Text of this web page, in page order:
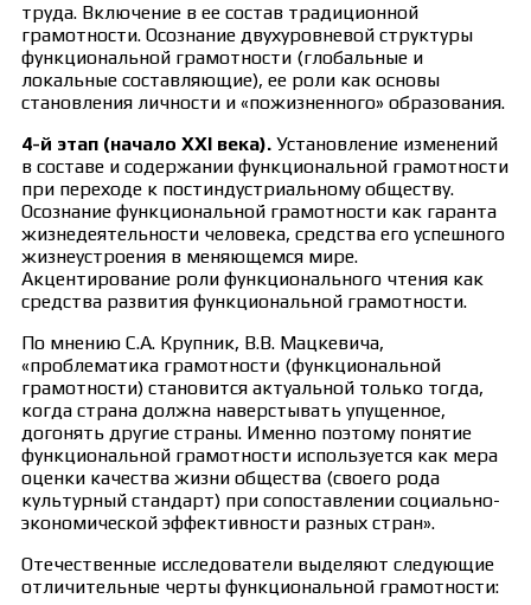
труда. Включение в ее состав традиционной
грамотности. Осознание двухуровневой структуры
функциональной грамотности (глобальные и
локальные составляющие), ее роли как основы
становления личности и «пожизненного» образования.
4-й этап (начало ХХI века). Установление изменений
в составе и содержании функциональной грамотности
при переходе к постиндустриальному обществу.
Осознание функциональной грамотности как гаранта
жизнедеятельности человека, средства его успешного
жизнеустроения в меняющемся мире.
Акцентирование роли функционального чтения как
средства развития функциональной грамотности.
По мнению С.А. Крупник, В.В. Мацкевича,
«проблематика грамотности (функциональной
грамотности) становится актуальной только тогда,
когда страна должна наверстывать упущенное,
догонять другие страны. Именно поэтому понятие
функциональной грамотности используется как мера
оценки качества жизни общества (своего рода
культурный стандарт) при сопоставлении социально-
экономической эффективности разных стран».
Отечественные исследователи выделяют следующие
отличительные черты функциональной грамотности: